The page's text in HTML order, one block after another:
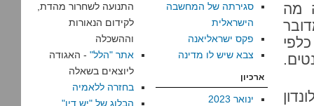
מה
סגירתה של המחשבה
הישראלית
פקס ישראליאנה
צבא שיש לו מדינה
ארכיון
ינואר 2023
התנועה לשחרור מהדת,
לקידום הנאורות
וההשכלה
אתר "הלל" - האגודה
ליוצאים בשאלה
בחזרה ללאמיה
הבלוג של "יש דין"